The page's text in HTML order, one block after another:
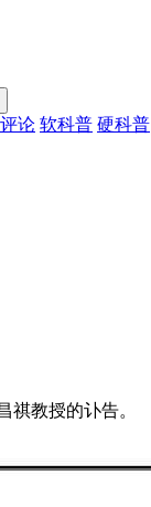
论 软科普 硬科普
祺教授的讣告。